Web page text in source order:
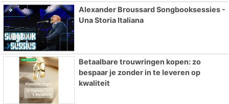
Alexander Broussard Songbooksessies -
Una Storia Italiana
Betaalbare trouwringen kopen: zo
bespaar je zonder in te leveren op
kwaliteit